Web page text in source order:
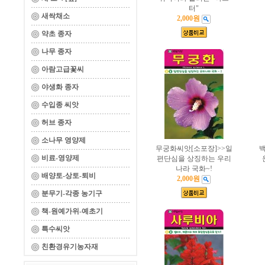
새싹채소
약초 종자
나무 종자
아람고급꽃씨
야생화 종자
수입종 씨앗
허브 종자
소나무 영양제
비료-영양제
배양토-상토-퇴비
분무기-각종 농기구
책-원예가위-예초기
특수씨앗
친환경유기농자재
터"
2,000원
무궁화씨앗[소포장]>>일
편단심을 상징하는 우리
나라 국화~!
2,000원